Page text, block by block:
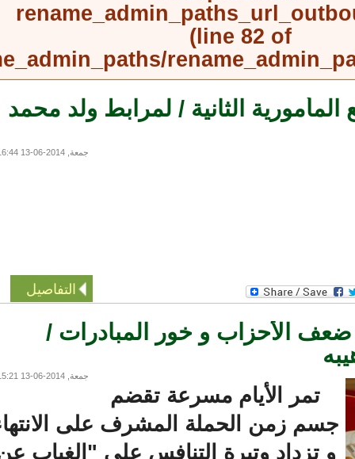
(line82of
الثانية / لمرابط ولد محمد
جمعة, 2014-06-13 16:44
التفاصيل
الأحزاب و خور المبادرات /
جمعة, 2014-06-13 15:21
تمر الأيام مسرعة تقضم
زمن الحملة المشرف على الانتهاء
و تزداد وتيرة التنافس على "الغياب عن